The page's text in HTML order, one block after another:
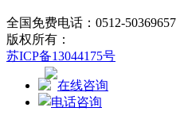
全国免费电话：0512-50369657
版权所有：
苏ICP备13044175号
在线咨询
电话咨询